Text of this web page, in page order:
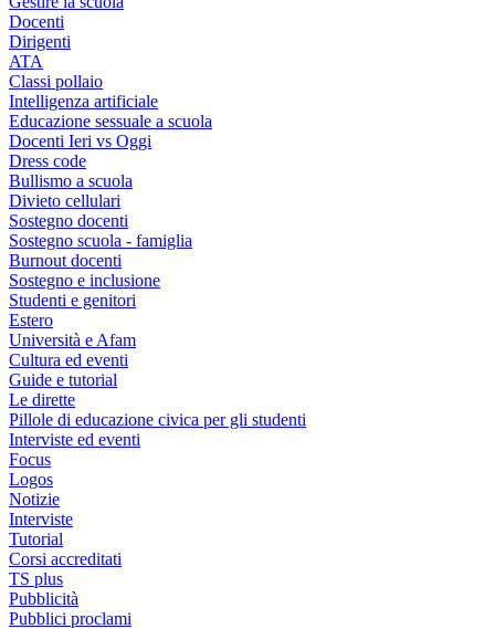
Docenti
Dirigenti
ATA
Classi pollaio
Intelligenza artificiale
Educazione sessuale a scuola
Docenti Ieri vs Oggi
Dress code
Bullismo a scuola
Divieto cellulari
Sostegno docenti
Sostegno scuola - famiglia
Burnout docenti
Sostegno e inclusione
Studenti e genitori
Estero
Università e Afam
Cultura ed eventi
Guide e tutorial
Le dirette
Pillole di educazione civica per gli studenti
Interviste ed eventi
Focus
Logos
Notizie
Interviste
Tutorial
Corsi accreditati
TS plus
Pubblicità
Pubblici proclami